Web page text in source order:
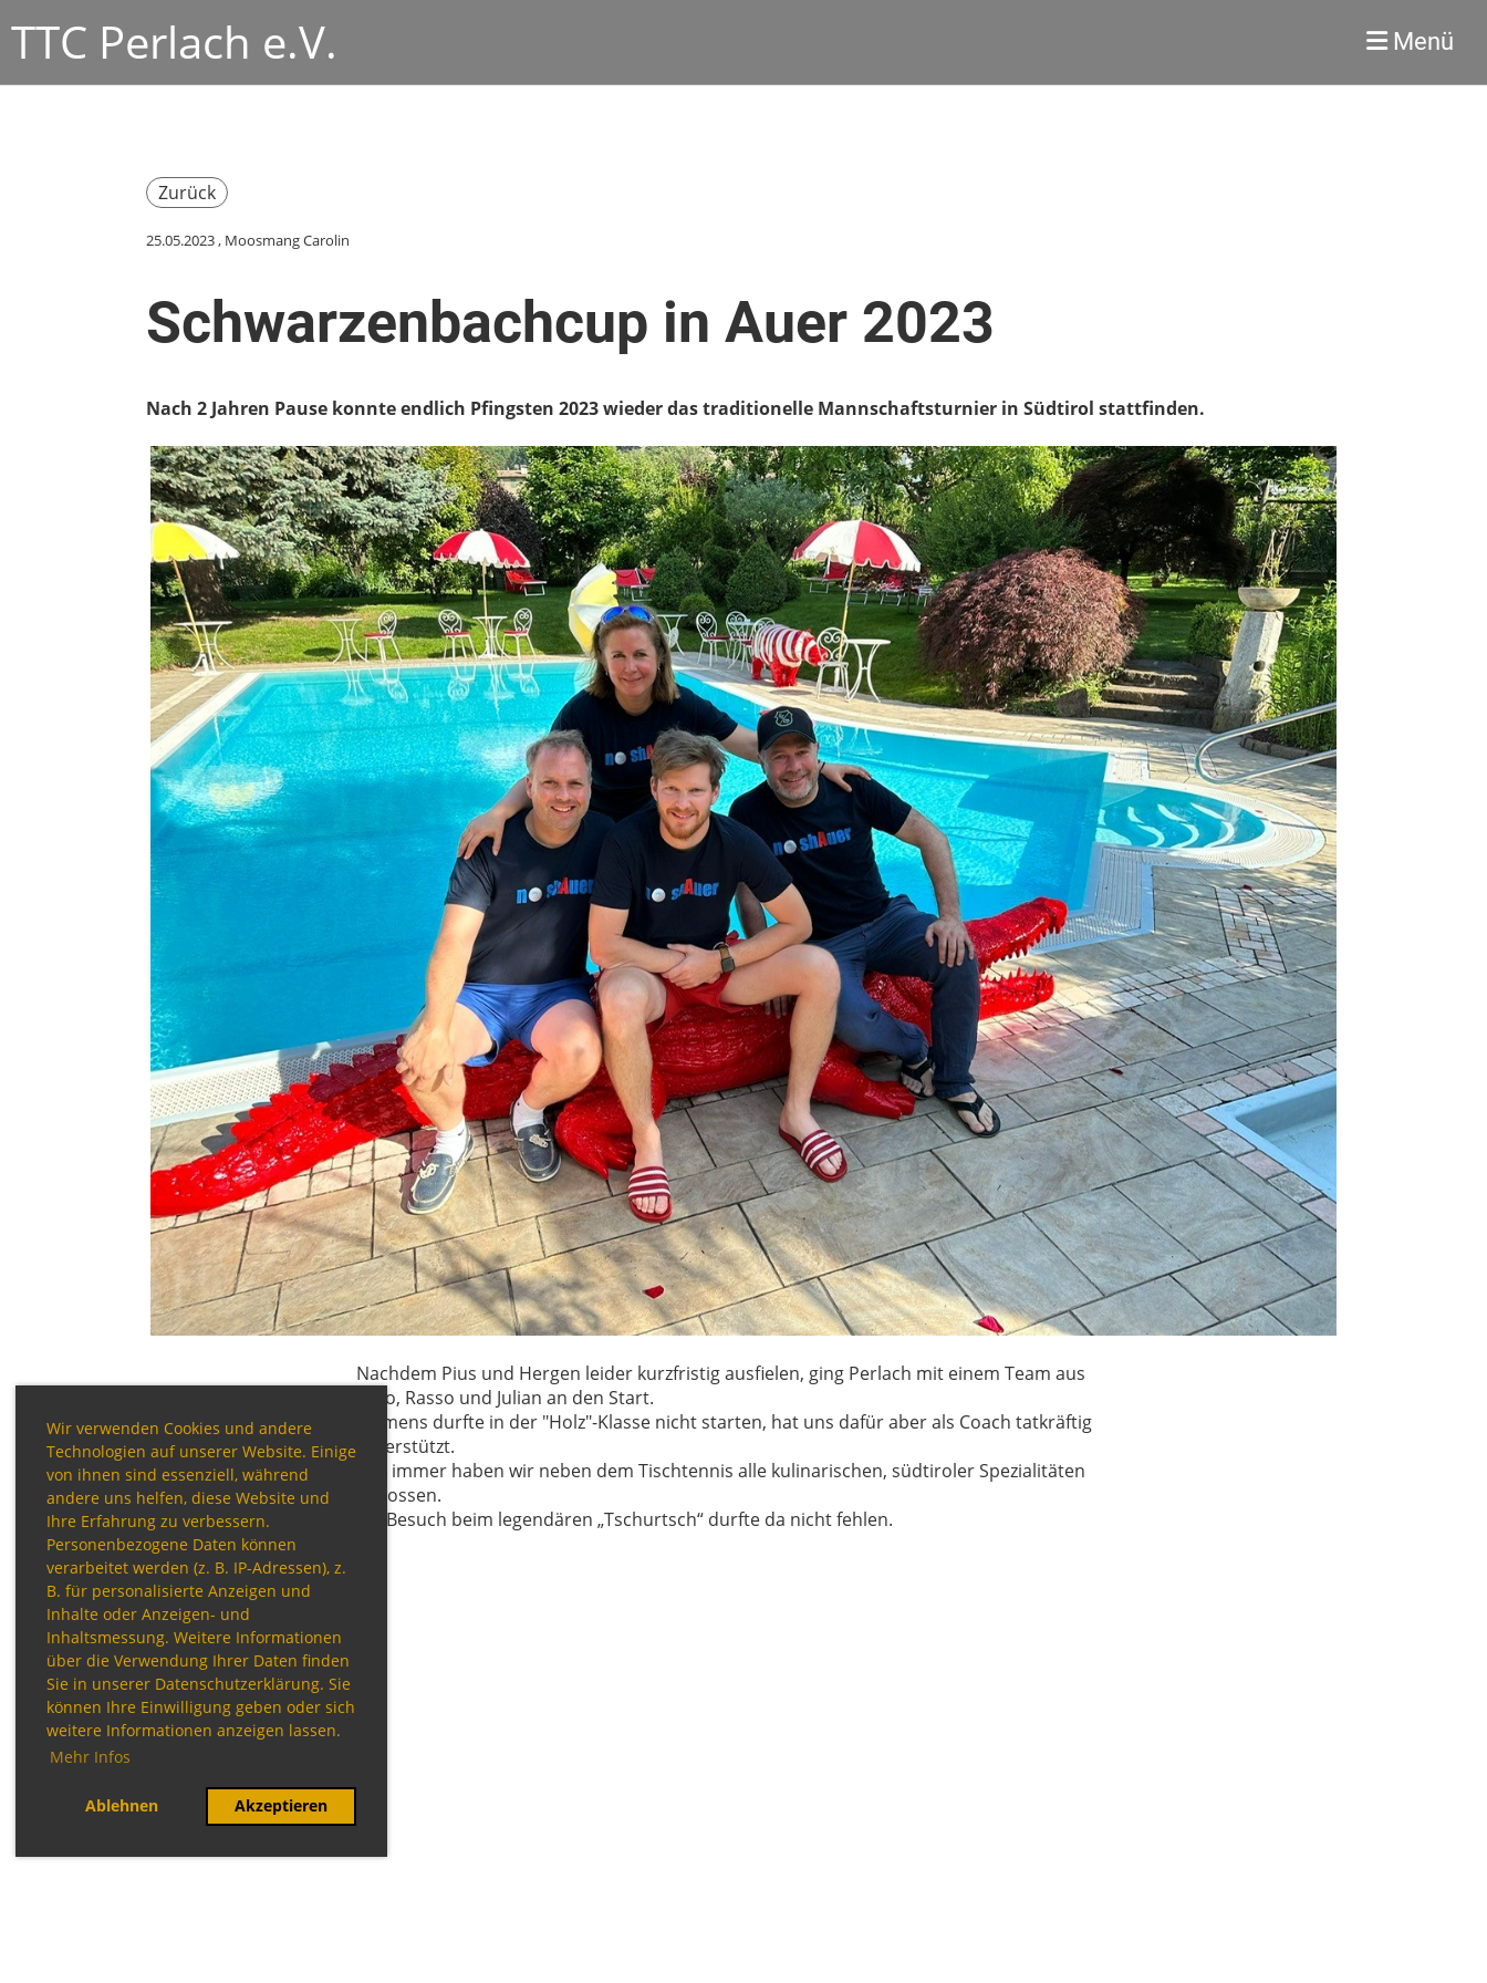
Wir verwenden Cookies und andere
Technologien auf unserer Website. Einige
von ihnen sind essenziell, während
andere uns helfen, diese Website und
Ihre Erfahrung zu verbessern.
Personenbezogene Daten können
verarbeitet werden (z. B. IP-Adressen), z.
B. für personalisierte Anzeigen und
Inhalte oder Anzeigen- und
Inhaltsmessung. Weitere Informationen
über die Verwendung Ihrer Daten finden
Sie in unserer Datenschutzerklärung. Sie
können Ihre Einwilligung geben oder sich
weitere Informationen anzeigen lassen.
Mehr Infos
Ablehnen Akzeptieren
TTC Perlach e.V. Menü
Zurück
25.05.2023, Moosmang Carolin
Schwarzenbachcup in Auer 2023
Nach 2 Jahren Pause konnte endlich Pfingsten 2023 wieder das traditionelle Mannschaftsturnier in Südtirol stattfinden.
Nachdem Pius und Hergen leider kurzfristig ausfielen, ging Perlach mit einem Team aus
Caro, Rasso und Julian an den Start.
Clemens durfte in der "Holz"-Klasse nicht starten, hat uns dafür aber als Coach tatkräftig
unterstützt.
Wie immer haben wir neben dem Tischtennis alle kulinarischen, südtiroler Spezialitäten
genossen.
Ein Besuch beim legendären „Tschurtsch“ durfte da nicht fehlen.